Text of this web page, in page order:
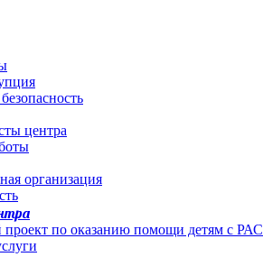
центра
организация
по оказанию помощи детям с РАС